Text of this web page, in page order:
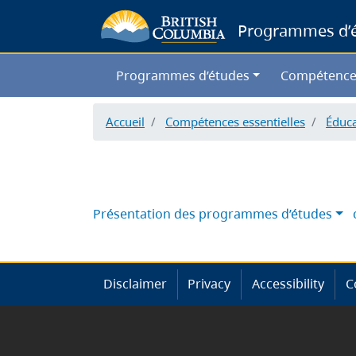
Programmes
Programmes d’études
Accueil Compétences essentielles
Présentation des programmes d’études
Disclaimer Privacy Accessibility